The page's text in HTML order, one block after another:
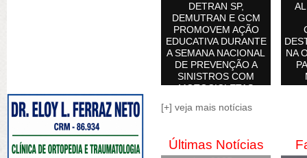
DETRAN SP,
DEMUTRAN E GCM
PROMOVEM AÇÃO
EDUCATIVA DURANTE
A SEMANA NACIONAL
DE PREVENÇÃO A
SINISTROS COM
MOTOCICLETAS
NA
[+] veja mais notícias
Últimas Notícias